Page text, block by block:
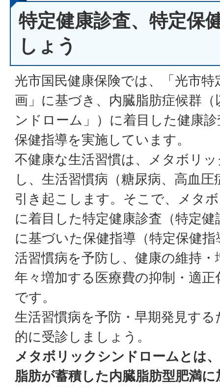
特定健康診査、特定保
しょう
光市国民健康保険では、「光市
画」に基づき、内臓脂肪症候群
ンドローム」）に着目した健康
保健指導を実施しています。
不健康な生活習慣は、メタボリ
し、生活習慣病（糖尿病、高血
引き起こします。そこで、メタ
に着目した特定健康診査（特定
に基づいた保健指導（特定保健
活習慣病を予防し、健康の維持
年々増加する医療費の抑制・適
です。
生活習慣病を予防・早期発見す
的に受診しましょう。
メタボリックシンドロームとは
脂肪が蓄積した内臓脂肪型肥満